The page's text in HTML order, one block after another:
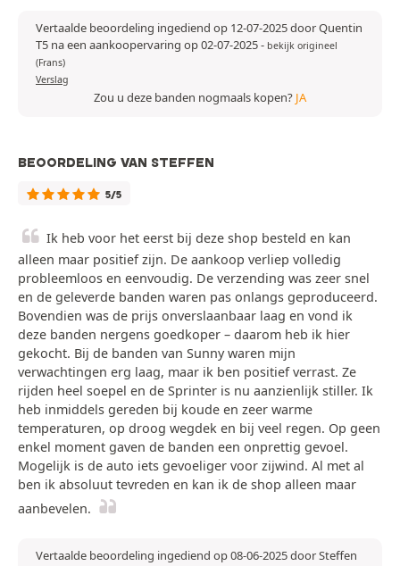
Vertaalde beoordeling ingediend op 12-07-2025 door Quentin
T5 na een aankoopervaring op 02-07-2025- bekijk origineel
(Frans)
Verslag
Zou u deze banden nogmaals kopen? JA
BEOORDELING VAN STEFFEN
5/5
Ik heb voor het eerst bij deze shop besteld en kan
alleen maar positief zijn. De aankoop verliep volledig
probleemloos en eenvoudig. De verzending was zeer snel
en de geleverde banden waren pas onlangs geproduceerd.
Bovendien was de prijs onverslaanbaar laag en vond ik
deze banden nergens goedkoper – daarom heb ik hier
gekocht. Bij de banden van Sunny waren mijn
verwachtingen erg laag, maar ik ben positief verrast. Ze
rijden heel soepel en de Sprinter is nu aanzienlijk stiller. Ik
heb inmiddels gereden bij koude en zeer warme
temperaturen, op droog wegdek en bij veel regen. Op geen
enkel moment gaven de banden een onprettig gevoel.
Mogelijk is de auto iets gevoeliger voor zijwind. Al met al
ben ik absoluut tevreden en kan ik de shop alleen maar
aanbevelen.
Vertaalde beoordeling ingediend op 08-06-2025 door Steffen